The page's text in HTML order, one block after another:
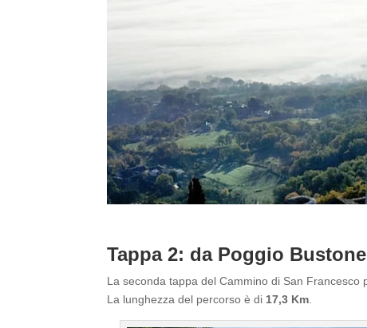
Tappa 2: da Poggio
La seconda tappa del Cammino di San Francesco
La lunghezza del percorso è di 17,3 Km.